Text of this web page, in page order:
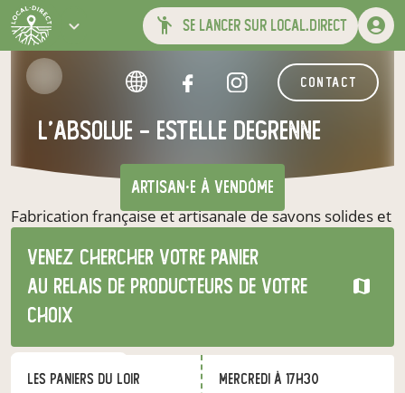
se lancer sur local.direct
contact
l'Absolue - Estelle Degrenne
artisan·e à Vendôme
Venez chercher votre panier
au relais de producteurs de votre
choix
les Paniers du Loir
mercredi à 17h30
Fabrication française et artisanale de savons solides et
de produits cosmétiques naturels, sans parfum, sans
huile essentielle, sans conservateur, sans colorant. La
savonnerie l'Absolue révise les standards de la
cosmétique et du savon solide ! Faites la tendance,
choisissez le fait-main français.
nos produits